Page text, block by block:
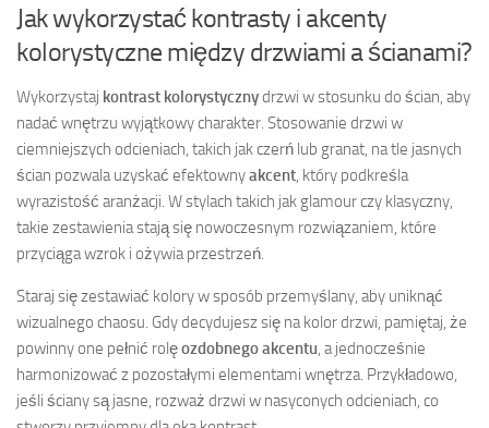
Jak wykorzystać kontrasty i akcenty
kolorystyczne między drzwiami a ścianami?
Wykorzystaj kontrast kolorystycznydrzwi w stosunku do ścian, aby
nadać wnętrzu wyjątkowy charakter. Stosowanie drzwi w
ciemniejszych odcieniach, takich jak czerń lub granat, na tle jasnych
ścian pozwala uzyskać efektownyakcent , który podkreśla
wyrazistość aranżacji. W stylach takich jak glamour czy klasyczny,
takie zestawienia stają się nowoczesnym rozwiązaniem, które
przyciąga wzrok i ożywia przestrzeń.
Staraj się zestawiać kolory w sposób przemyślany, aby uniknąć
wizualnego chaosu. Gdy decydujesz się na kolor drzwi, pamiętaj, że
powinny one pełnić rolęozdobnego akcentu , a jednocześnie
harmonizować z pozostałymi elementami wnętrza. Przykładowo,
jeśli ściany są jasne, rozważ drzwi w nasyconych odcieniach, co